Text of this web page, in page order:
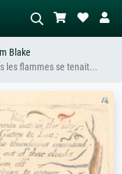
la scène – ex. prairie verte,
avec beaucoup de rouge,
sombre, nu debout près d'un
arbre.
Blake
les flammes se tenait...